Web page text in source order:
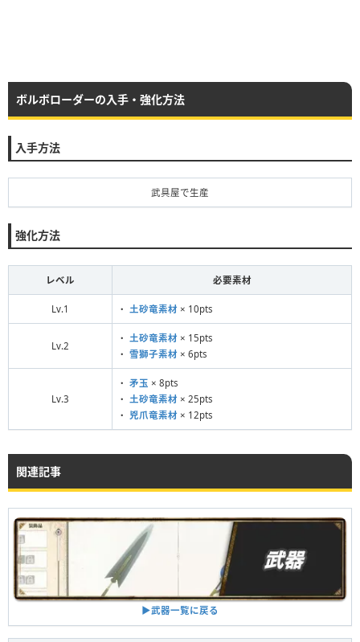
ボルボローダーの入手・強化方法
入手方法
武具屋で生産
強化方法
レベル 必要素材
Lv.1 ・ 土砂竜素材 × 10pts
Lv.2
・ 土砂竜素材 × 15pts
・ 雪獅子素材 × 6pts
Lv.3
・ 矛玉 × 8pts
・ 土砂竜素材 × 25pts
・ 兇爪竜素材 × 12pts
関連記事
▶︎武器一覧に戻る